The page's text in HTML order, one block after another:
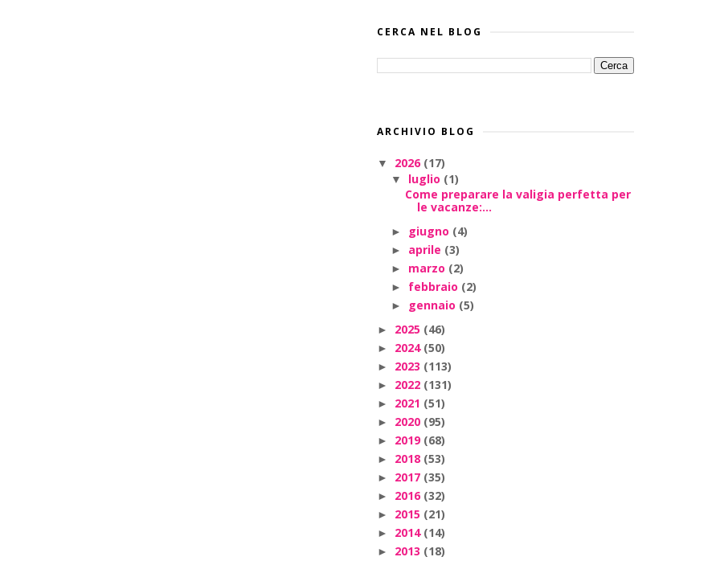
CERCA NEL BLOG
ARCHIVIO BLOG
▼ 2026 (17)
▼ luglio (1)
Come preparare la valigia perfetta per
le vacanze:...
► giugno (4)
► aprile (3)
► marzo (2)
► febbraio (2)
► gennaio (5)
► 2025 (46)
► 2024 (50)
► 2023 (113)
► 2022 (131)
► 2021 (51)
► 2020 (95)
► 2019 (68)
► 2018 (53)
► 2017 (35)
► 2016 (32)
► 2015 (21)
► 2014 (14)
► 2013 (18)